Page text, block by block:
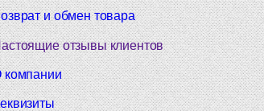
и обмен товара
отзывы клиентов
компании